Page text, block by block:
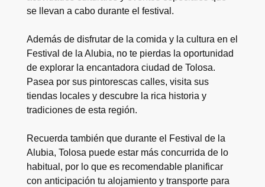
se llevan a cabo durante el festival.
Además de disfrutar de la comida y la cultura en el
Festival de la Alubia, no te pierdas la oportunidad
de explorar la encantadora ciudad de Tolosa.
Pasea por sus pintorescas calles, visita sus
tiendas locales y descubre la rica historia y
tradiciones de esta región.
Recuerda también que durante el Festival de la
Alubia, Tolosa puede estar más concurrida de lo
habitual, por lo que es recomendable planificar
con anticipación tu alojamiento y transporte para